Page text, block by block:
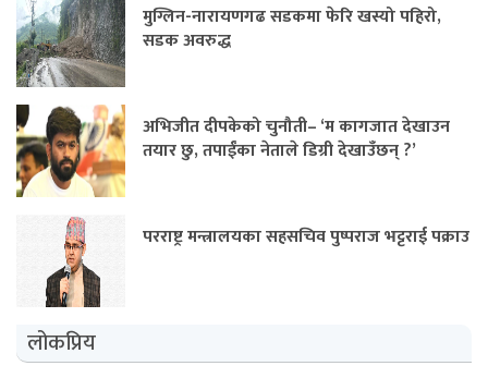
मुग्लिन-नारायणगढ सडकमा फेरि खस्यो पहिरो,
सडक अवरुद्ध
अभिजीत दीपकेको चुनौती– ‘म कागजात देखाउन
तयार छु, तपाईंका नेताले डिग्री देखाउँछन् ?’
परराष्ट्र मन्त्रालयका सहसचिव पुष्पराज भट्टराई पक्राउ
लोकप्रिय